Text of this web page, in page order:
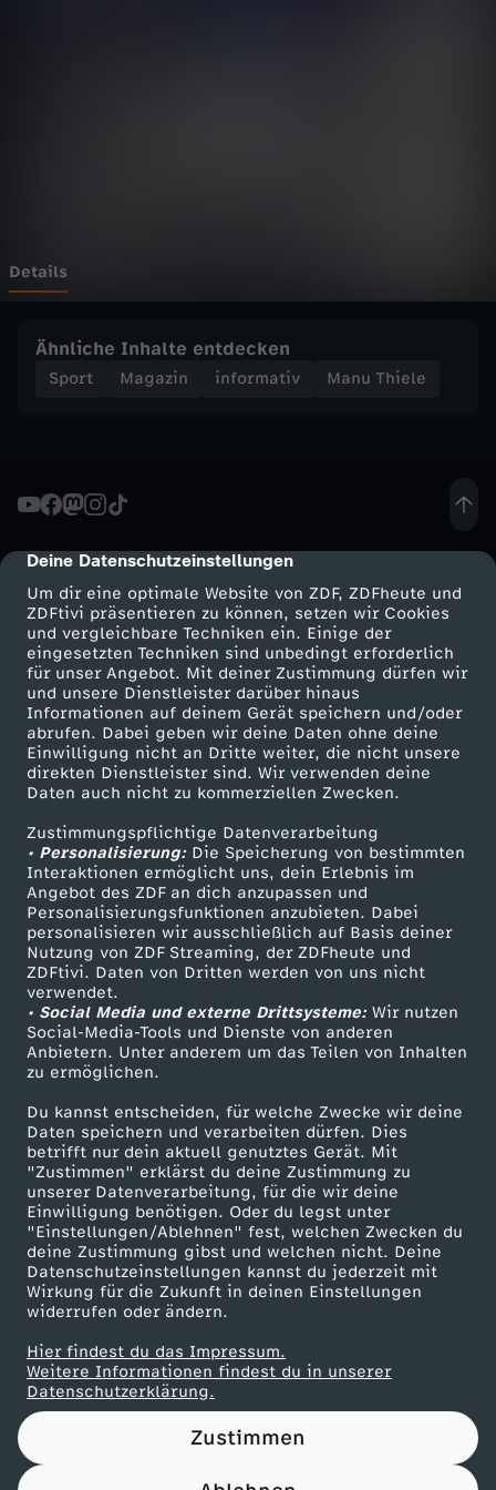
cmp-dialog-description
Deine Datenschutzeinstellungen
Um dir eine optimale Website von ZDF, ZDFheute und
ZDFtivi präsentieren zu können, setzen wir Cookies
und vergleichbare Techniken ein. Einige der
eingesetzten Techniken sind unbedingt erforderlich
für unser Angebot. Mit deiner Zustimmung dürfen wir
und unsere Dienstleister darüber hinaus
Informationen auf deinem Gerät speichern und/oder
abrufen. Dabei geben wir deine Daten ohne deine
Einwilligung nicht an Dritte weiter, die nicht unsere
direkten Dienstleister sind. Wir verwenden deine
Daten auch nicht zu kommerziellen Zwecken.
Zustimmungspflichtige Datenverarbeitung
• Personalisierung:Die Speicherung von bestimmten
Interaktionen ermöglicht uns, dein Erlebnis im
Angebot des ZDF an dich anzupassen und
Personalisierungsfunktionen anzubieten. Dabei
personalisieren wir ausschließlich auf Basis deiner
Nutzung von ZDF Streaming, der ZDFheute und
ZDFtivi. Daten von Dritten werden von uns nicht
verwendet.
• Social Media und externe Drittsysteme:Wir nutzen
Social-Media-Tools und Dienste von anderen
Anbietern. Unter anderem um das Teilen von Inhalten
zu ermöglichen.
Du kannst entscheiden, für welche Zwecke wir deine
Daten speichern und verarbeiten dürfen. Dies
betrifft nur dein aktuell genutztes Gerät. Mit
"Zustimmen" erklärst du deine Zustimmung zu
unserer Datenverarbeitung, für die wir deine
Einwilligung benötigen. Oder du legst unter
"Einstellungen/Ablehnen" fest, welchen Zwecken du
deine Zustimmung gibst und welchen nicht. Deine
Datenschutzeinstellungen kannst du jederzeit mit
Wirkung für die Zukunft in deinen Einstellungen
widerrufen oder ändern.
Hier findest du das Impressum.
Weitere Informationen findest du in unserer
Datenschutzerklärung.
Zustimmen
o
h
t
t
i
n
o
i
s
t
r
a
u
s
!
M
o
u
r
i
Details
Ähnliche Inhalte entdecken
Sport Magazin informativ Manu Thiele
Mehr ZDF
ZDF-Apps
Smart TV
ZDFtext
Livestreams
Sendungen A-Z
TV-Programm
Service
ZDFmitreden
Kontakt zum ZDF
Tickets
Zuschauerservice
Hilfe
ZDF Unternehmen
Karriere
ZDF goes Schule
Werbefernsehen
Mainzelmännchen
Partner